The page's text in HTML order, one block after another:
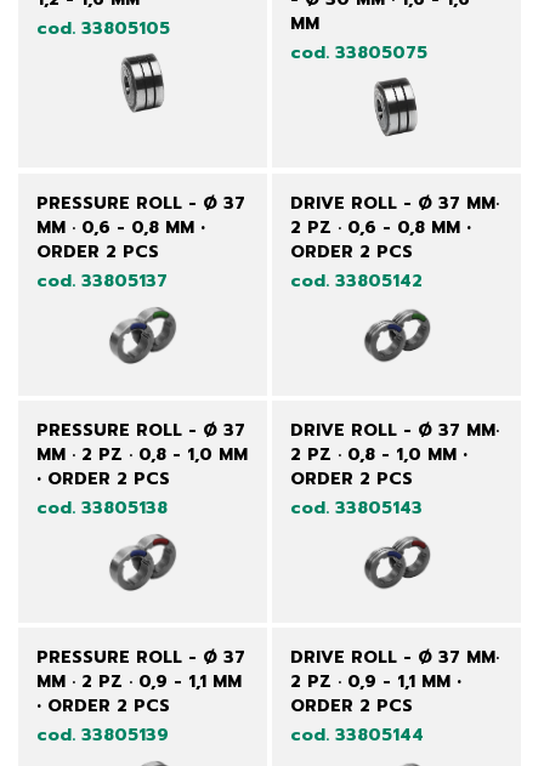
cod. 33805105
MM
cod. 33805075
PRESSURE ROLL - Ø 37
MM · 0,6 - 0,8 MM •
ORDER 2 PCS
cod. 33805137
DRIVE ROLL - Ø 37 MM·
2 PZ · 0,6 - 0,8 MM •
ORDER 2 PCS
cod. 33805142
PRESSURE ROLL - Ø 37
MM · 2 PZ · 0,8 - 1,0 MM
• ORDER 2 PCS
cod. 33805138
DRIVE ROLL - Ø 37 MM·
2 PZ · 0,8 - 1,0 MM •
ORDER 2 PCS
cod. 33805143
PRESSURE ROLL - Ø 37
MM · 2 PZ · 0,9 - 1,1 MM
• ORDER 2 PCS
cod. 33805139
DRIVE ROLL - Ø 37 MM·
2 PZ · 0,9 - 1,1 MM •
ORDER 2 PCS
cod. 33805144